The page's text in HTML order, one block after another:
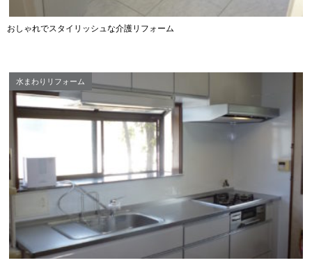
おしゃれでスタイリッシュな介護リフォーム
水まわりリフォーム